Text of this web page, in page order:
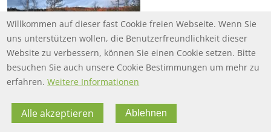
FOOTER MENU
FAQ FOOTER-DATENSCHUTZ
Datenschutz
Willkommen auf dieser fast Cookie freien Webseite. Wenn Sie
uns unterstützen wollen, die Benutzerfreundlichkeit dieser
Website zu verbessern, können Sie einen Cookie setzen. Bitte
besuchen Sie auch unsere Cookie Bestimmungen um mehr zu
erfahren. Weitere Informationen
Alle akzeptieren Ablehnen